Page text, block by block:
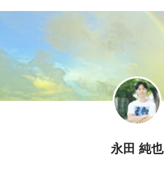
永田 純也